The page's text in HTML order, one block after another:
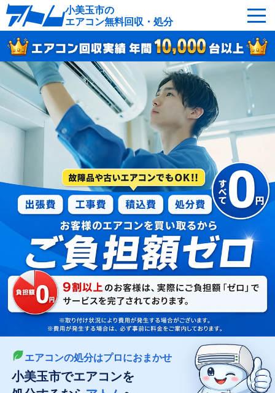
小美玉市の
エアコン無料回収・処分
サービスの特徴 回収可能なエアコン
対応エリア 回収の流れ
よくあるご質問 運営会社
小美玉市へ無料出張
最短即日 お急ぎの方はこちら
050-5482-9461
受付：24時間年中無休（通話料無料）
LINEやメールでカンタン依頼
メールで回収依頼 LINEで回収依頼
エアコンの処分はプロにおまかせ
小美玉市でエアコンを